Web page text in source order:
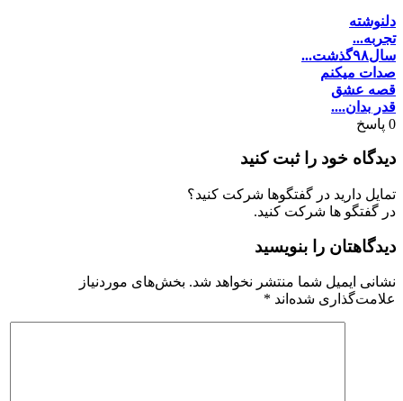
دلنوشته
تجربه...
سال۹۸گذشت...
صدات میکنم
قصه عشق
قدر بدان....
0 پاسخ
دیدگاه خود را ثبت کنید
تمایل دارید در گفتگوها شرکت کنید؟
در گفتگو ها شرکت کنید.
دیدگاهتان را بنویسید
نشانی ایمیل شما منتشر نخواهد شد. بخش‌های موردنیاز
علامت‌گذاری شده‌اند *